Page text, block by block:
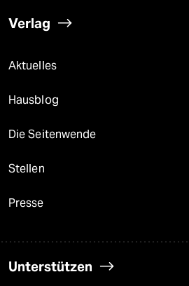
Verlag
Aktuelles
Hausblog
Die Seitenwende
Stellen
Presse
Unterstützen